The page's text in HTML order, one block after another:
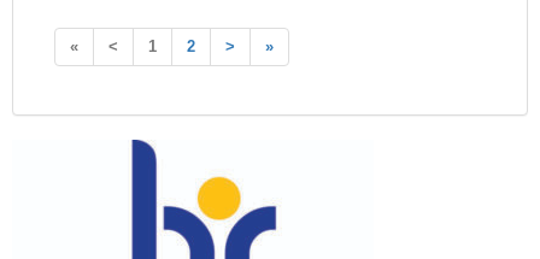
« < 1 2 > »